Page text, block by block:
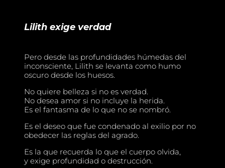
Lilith exige verdad
Pero desde las profundidades húmedas del
inconsciente, Lilith se levanta como humo
oscuro desde los huesos.
No quiere belleza si no es verdad.
No desea amor si no incluye la herida.
Es el fantasma de lo que no se nombró.
Es el deseo que fue condenado al exilio por no
obedecer las reglas del agrado.
Es la que recuerda lo que el cuerpo olvida,
y exige profundidad o destrucción.